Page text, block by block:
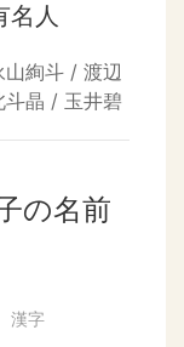
名人
絢斗 / 渡辺
晶 / 玉井碧
の名前
漢字